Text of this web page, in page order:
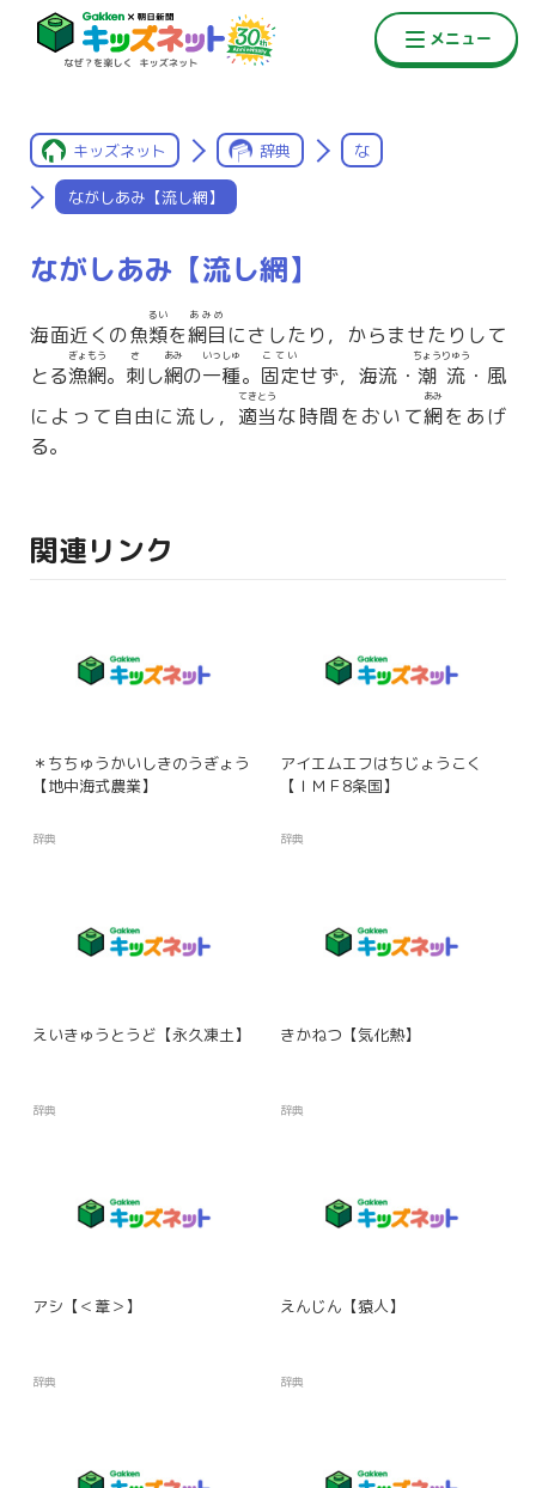
キッズネット 辞典 な
ながしあみ【流し網】
ながしあみ【流し網】
海面近くの魚類
るい
を網目
あみめ
にさしたり，からませたりして
とる漁網
ぎょもう
。 刺
さ
し網
あみ
の一種
いっしゅ
。 固定
こてい
せず，海流・ 潮流
ちょうりゅう
・風
によって自由に流し， 適当
てきとう
な時間をおいて網
あみ
をあげ
る。
関連リンク
＊ちちゅうかいしきのうぎょう
【地中海式農業】
辞典
アイエムエフはちじょうこく
【ＩＭＦ8条国】
辞典
えいきゅうとうど【永久凍土】
辞典
きかねつ【気化熱】
辞典
アシ【＜葦＞】
辞典
えんじん【猿人】
辞典